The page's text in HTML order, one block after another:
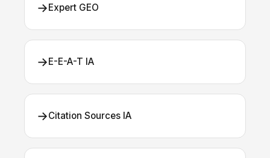
→Expert GEO
→E-E-A-T IA
→Citation Sources IA